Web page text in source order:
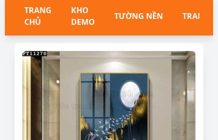
TRANG
CHỦ
KHO
DEMO
TƯỜNG NỀN TRANH